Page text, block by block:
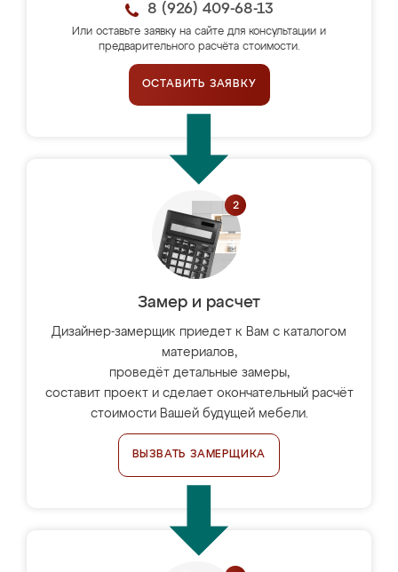
8 (926) 409-68-13
Или оставьте заявку на сайте для консультации и
предварительного расчёта стоимости.
ОСТАВИТЬ ЗАЯВКУ
Замер и расчет
Дизайнер-замерщик приедет к Вам с каталогом
материалов,
проведёт детальные замеры,
составит проект и сделает окончательный расчёт
стоимости Вашей будущей мебели.
ВЫЗВАТЬ ЗАМЕРЩИКА